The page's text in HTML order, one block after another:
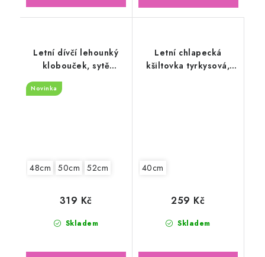
Letní dívčí lehounký
klobouček, sytě
Novinka
48cm 50cm 52cm
Skladem
319 Kč
Letní chlapecká
kšiltovka tyrkysová,
40cm
Skladem
259 Kč